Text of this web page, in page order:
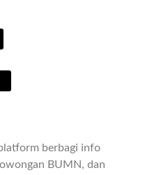
berbagi info
BUMN, dan